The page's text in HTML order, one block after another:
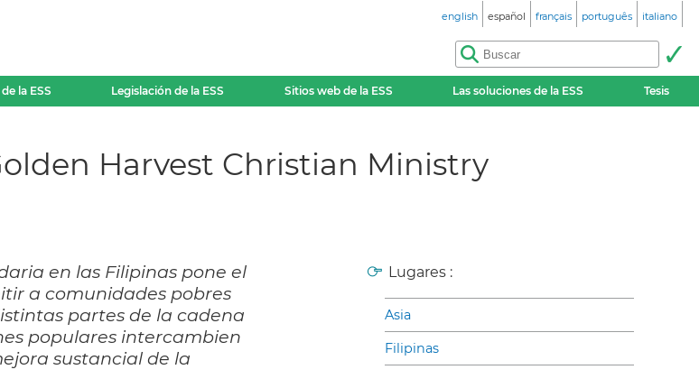
english español français português italiano
la ESS Legislación de la ESS Sitios web de la ESS Las soluciones de la ESS Tesis
Harvest Christian Ministry
en las Filipinas pone el
a comunidades pobres
partes de la cadena
populares intercambien
sustancial de la
Lugares :
Asia
Filipinas